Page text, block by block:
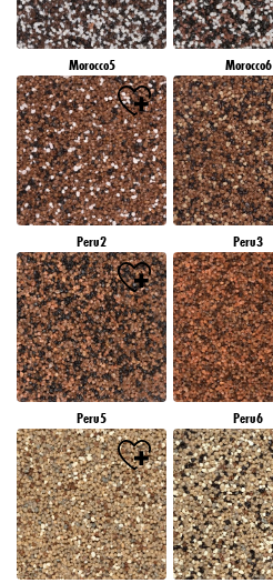
Morocco5 Morocco6
Peru2 Peru3
Peru5 Peru6